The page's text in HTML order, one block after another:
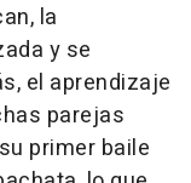
la
y se
el aprendizaje
parejas
primer baile